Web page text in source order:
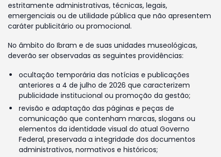
estritamente administrativas, técnicas, legais,
emergenciais ou de utilidade pública que não apresentem
caráter publicitário ou promocional.
No âmbito do Ibram e de suas unidades museológicas,
deverão ser observadas as seguintes providências:
ocultação temporária das notícias e publicações
anteriores a 4 de julho de 2026 que caracterizem
publicidade institucional ou promoção da gestão;
revisão e adaptação das páginas e peças de
comunicação que contenham marcas, slogans ou
elementos da identidade visual do atual Governo
Federal, preservada a integridade dos documentos
administrativos, normativos e históricos;